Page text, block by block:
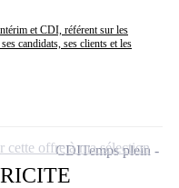
et CDI, référent sur les
candidats, ses clients et les
CDITemps plein
cette offre à ma sélection